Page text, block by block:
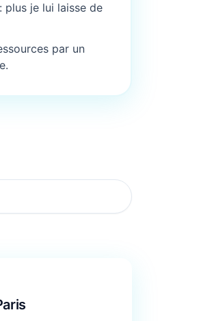
plus je lui laisse de
par un